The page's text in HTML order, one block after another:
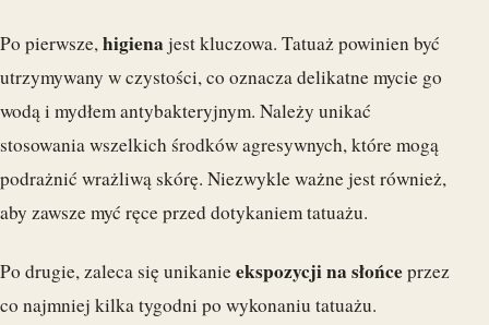
Po pierwsze,higiena jest kluczowa. Tatuaż powinien być
utrzymywany w czystości, co oznacza delikatne mycie go
wodą i mydłem antybakteryjnym. Należy unikać
stosowania wszelkich środków agresywnych, które mogą
podrażnić wrażliwą skórę. Niezwykle ważne jest również,
aby zawsze myć ręce przed dotykaniem tatuażu.
Po drugie, zaleca się unikanieekspozycji na słońceprzez
co najmniej kilka tygodni po wykonaniu tatuażu.